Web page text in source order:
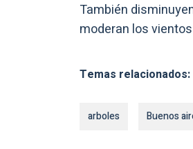
También
moderan los
Temas relacionados:
arboles Buenos